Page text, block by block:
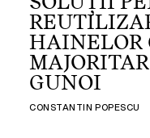
HAINELOR
GUNOI
CONSTANTIN POPESCU